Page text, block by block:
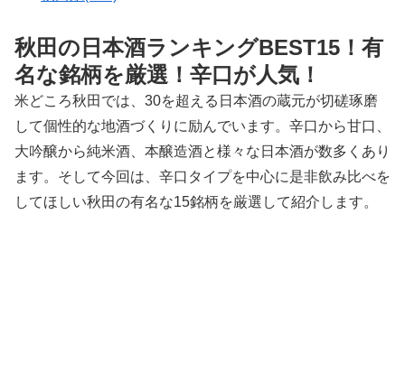
秋田の日本酒ランキングBEST15！有
名な銘柄を厳選！辛口が人気！
米どころ秋田では、30を超える日本酒の蔵元が切磋琢磨
して個性的な地酒づくりに励んでいます。辛口から甘口、
大吟醸から純米酒、本醸造酒と様々な日本酒が数多くあり
ます。そして今回は、辛口タイプを中心に是非飲み比べを
してほしい秋田の有名な15銘柄を厳選して紹介します。